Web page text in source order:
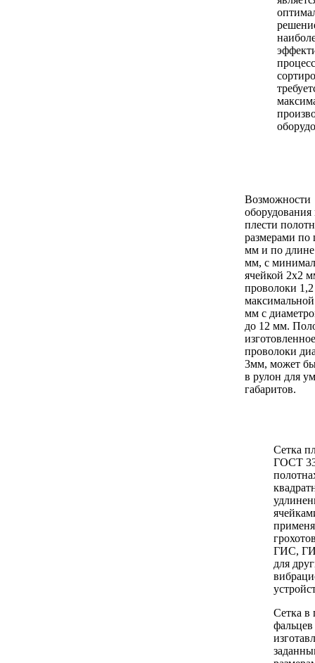
Возможности
плести
размерами
мм и по
мм, с
ячейкой 2х2
проволоки
мм с
до 12 мм.
проволоки
3мм, может
в рулон для
габаритов.
Сетка
ГОСТ
ГИС,
для
Сетка в
фальцев